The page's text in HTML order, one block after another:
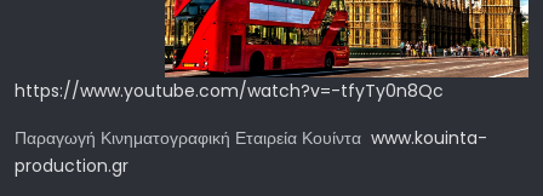
https://www.youtube.com/watch?v=-tfyTy0n8Qc
Παραγωγή Κινηματογραφική Εταιρεία Κουίντα www.kouinta-
production.gr